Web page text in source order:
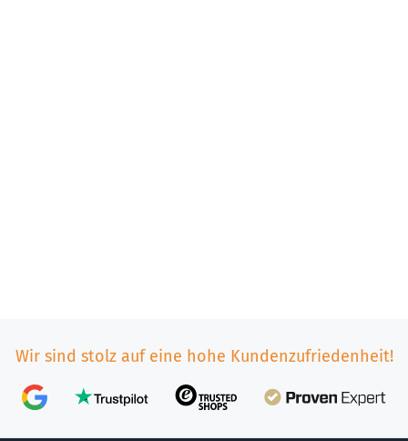
Wir sind stolz auf eine hohe Kundenzufriedenheit!